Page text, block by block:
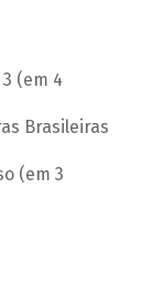
(em 4
Brasileiras
(em 3